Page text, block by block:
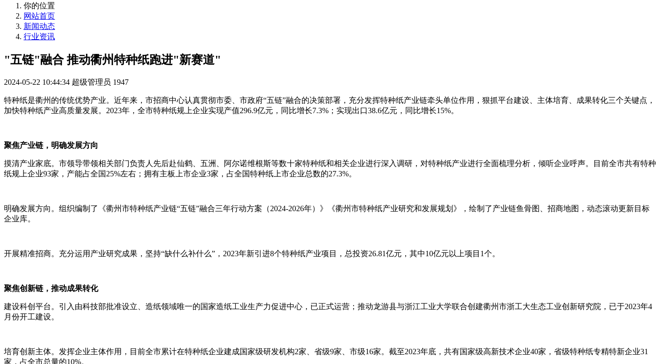
你的位置
网站首页
新闻动态
行业资讯
"五链"融合 推动衢州特种纸跑进"新赛道"
2024-05-22 10:44:34 超级管理员 1947
特种纸是衢州的传统优势产业。近年来，市招商中心认真贯彻市委、市政府“五链”融合的决策部署，充分发挥特种纸产业链牵头单位作用，狠抓平台建设、主体培育、成果转化三个关键点，
加快特种纸产业高质量发展。 2023年，全市特种纸规上企业实现产值296.9亿元 ，同比增长7.3%；实现出口38.6亿元 ，同比增长15%。
聚焦产业链，明确发展方向
摸清产业家底。市领导带领相关部门负责人先后赴仙鹤、五洲、阿尔诺维根斯等数十家特种纸和相关企业进行深入调研，对特种纸产业进行全面梳理分析，倾听企业呼声。目前全市共有特种
纸规上企业93家，产能占全国25%左右；拥有主板上市企业3家，占全国特种纸上市企业总数的27.3%。
明确发展方向。组织编制了《衢州市特种纸产业链“五链”融合三年行动方案（2024-2026年）》《衢州市特种纸产业研究和发展规划》，绘制了产业链鱼骨图、招商地图，动态滚动更新目标
企业库。
开展精准招商。充分运用产业研究成果，坚持“缺什么补什么”， 2023年新引进8个特种纸产业项目，总投资26.81亿元 ，其中10亿元 以上项目 1个。
聚焦创新链，推动成果转化
建设科创平台。引入由科技部批准设立、造纸领域唯一的国家造纸工业生产力促进中心，已正式运营；推动龙游县与浙江工业大学联合创建衢州市浙工大生态工业创新研究院，已于2023年4
月份开工建设。
培育创新主体。发挥企业主体作用，目前全市累计在特种纸企业建成国家级研发机构2家、省级9家、市级16家。截至2023年底，共有国家级高新技术企业40家，省级特种纸专精特新企业31
家，占全市总量的10%。